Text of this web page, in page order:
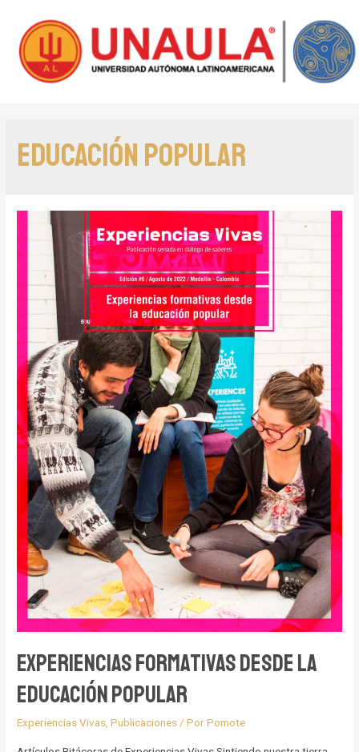
Educación Popular
Experiencias formativas desde la
educación popular
Experiencias Vivas,Publicaciones/ PorPomote